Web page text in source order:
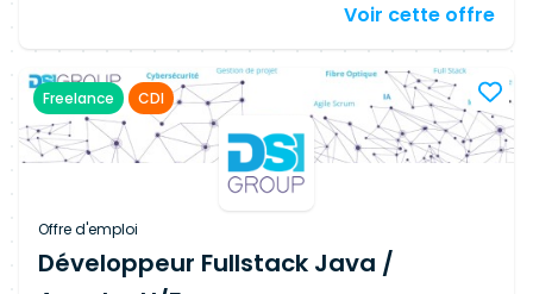
Vos principales missions seront : Développer des
fonctionnalités front-end et back-end
performantes et maintenables. Concevoir et
développer des composants Angular
réutilisables. Réaliser des interfaces utilisateur
avancées : formulaires complexes, tableaux de
données, graphiques et écrans métiers.
Développer et maintenir des API REST
sécurisées. Participer aux choix d'architecture et
aux revues techniques. Garantir la qualité, la
Voir cette offre
Freelance CDI
Offre d'emploi
Développeur Fullstack Java /